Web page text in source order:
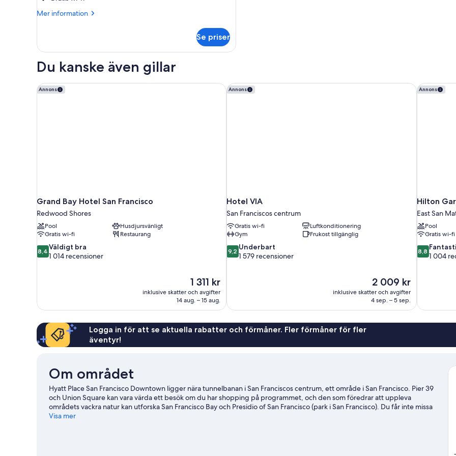
sovrum
bed)
Mer information
Mer
-
sovrum
sofa
bed)
Se priser
Du kanske även gillar
Annons
Grand Bay Hotel San Francisco
Redwood Shores
Pool
Husdjursvänligt
Gratis wi-fi
Restaurang
8.4
av
8,4 Väldigt bra
1 014 recensioner
Priset
är
1 311 kr
1 311 kr
inklusive skatter och avgifter
14 aug. – 15 aug.
Grand Bay Hotel San Francisco Annons
Hotel VIA
San Franciscos centrum
Gratis wi-fi
Luftkonditionering
Gym
Frukost tillgänglig
9.2
av
9,2 Underbart
1 579 recensioner
Priset
är
2 009 kr
2 009 kr
inklusive skatter och avgifter
4 sep. – 5 sep.
Hotel VIA Annons
Hilton
East San
Pool
Gratis wi-fi
8.8
av
8,8
1 004
Hilton
Logga in för att se aktuella rabatter och förmåner. Fler förmåner för fler
äventyr!
Om området
Hyatt Place San Francisco Downtown ligger nära tunnelbanan i San Franciscos centrum, ett område i San Francisco. Pier 39
och Union Square kan vara värda ett besök om du har shopping på programmet, och den som föredrar att uppleva
områdets vackra natur kan utforska San Francisco Bay och Presidio of San Francisco (park i San Francisco). Du får inte missa
Bill Graham Civic Auditorium och Kaliforniens vetenskapliga akademi.
Visa mer